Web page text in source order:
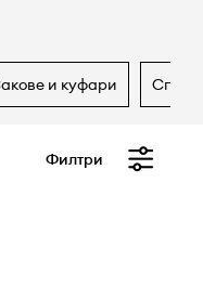
сакове и куфари
Филтри